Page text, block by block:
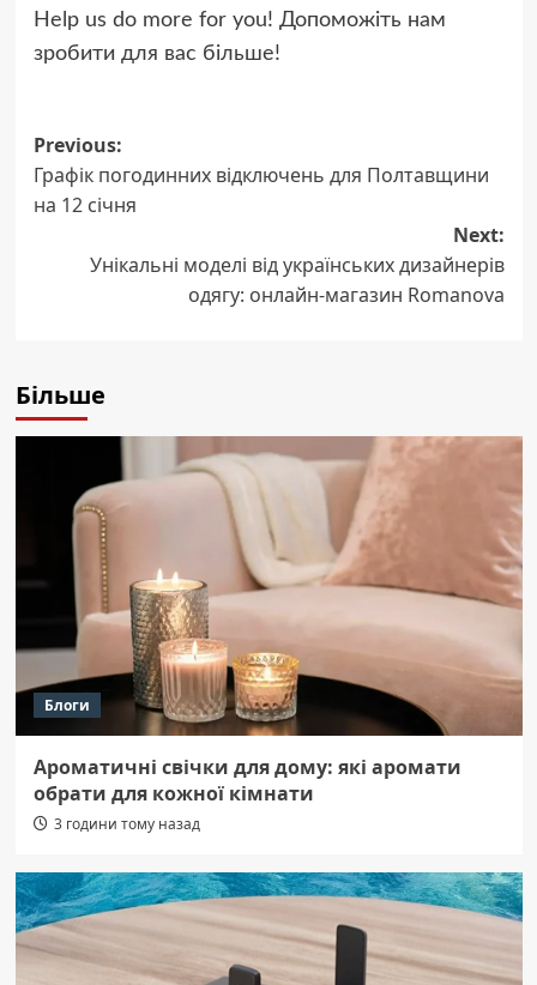
Help us do more for you! Допоможіть нам
зробити для вас більше!
Post
navigation
Previous:
Графік погодинних відключень для Полтавщини
на 12 січня
Next:
Унікальні моделі від українських дизайнерів
одягу: онлайн-магазин Romanova
Більше
Блоги
Ароматичні свічки для дому: які аромати
обрати для кожної кімнати
3 години тому назад